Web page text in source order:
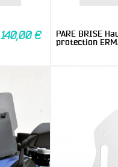
140,00 €
PARE BRISE
protection